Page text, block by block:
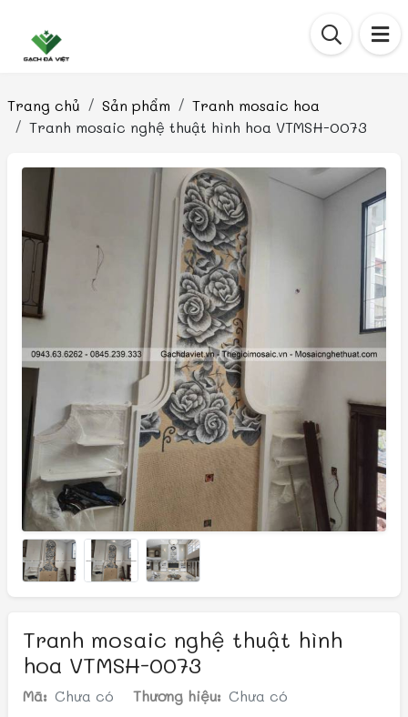
Trang chủ Sản phẩm
Tranh mosaic hoa
Tranh mosaic nghệ thuật hình hoa VTMSH-0073
Tranh mosaic nghệ thuật hình
hoa VTMSH-0073
Mã: Chưa có Thương hiệu: Chưa có